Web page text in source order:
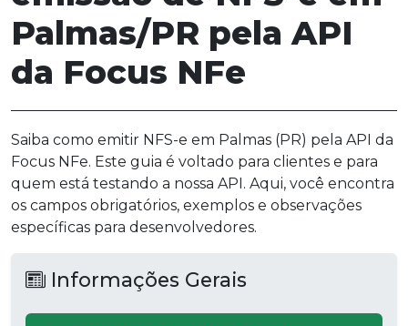
Palmas/PR pela API
da Focus NFe
Saiba como emitir NFS-e em Palmas (PR) pela API da
Focus NFe. Este guia é voltado para clientes e para
quem está testando a nossa API. Aqui, você encontra
os campos obrigatórios, exemplos e observações
específicas para desenvolvedores.
Informações Gerais